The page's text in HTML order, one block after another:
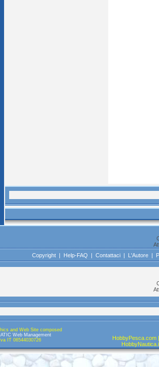
Copyright | Help-FAQ | Contattaci | L'Autore |
and Web Site composed
Web Management
IT 06544030726
HobbyPesca.com